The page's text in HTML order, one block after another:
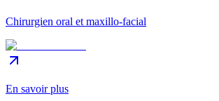
Chirurgien oral et maxillo-facial
En savoir plus